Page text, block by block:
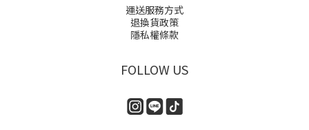
運送服務方式
退換貨政策
隱私權條款
FOLLOW US